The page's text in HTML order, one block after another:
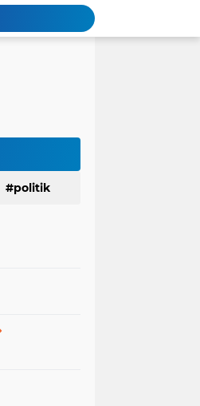
Menembus Batas Pengabdian: Polres Musi Rawas Ukir Sejarah Emas Raih Predikat WBK di Bawah Kepemimpinan AKBP Agung Adhitya Prananta
Pembangunan Rumdin Bupati dan Tiang Pancang Mess Gedung Serbaguna Jadi Sorotan Publik
politik